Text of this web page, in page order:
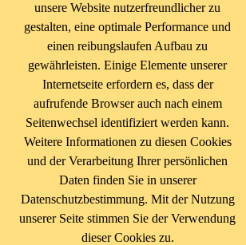
unsere Website nutzerfreundlicher zu
gestalten, eine optimale Performance und
einen reibungslaufen Aufbau zu
gewährleisten. Einige Elemente unserer
Internetseite erfordern es, dass der
aufrufende Browser auch nach einem
Seitenwechsel identifiziert werden kann.
Weitere Informationen zu diesen Cookies
und der Verarbeitung Ihrer persönlichen
Daten finden Sie in unserer
Datenschutzbestimmung. Mit der Nutzung
unserer Seite stimmen Sie der Verwendung
dieser Cookies zu.